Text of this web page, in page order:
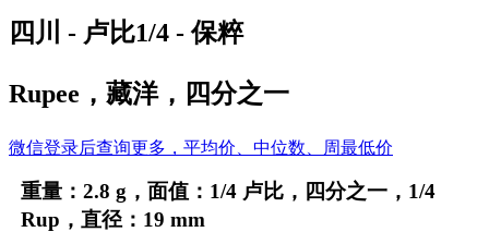
四川 - 卢比1/4 - 保粹
Rupee，藏洋，四分之一
微信登录后查询更多，平均价、中位数、周最低价
重量：2.8 g，面值：1/4 卢比，四分之一，1/4
Rup，直径：19 mm